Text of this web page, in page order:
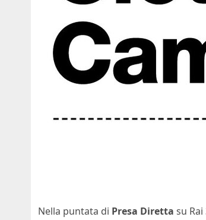
Nella puntata di Presa Diretta su